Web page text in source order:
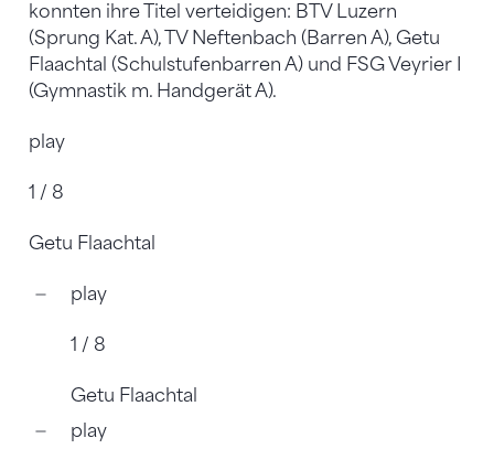
konnten ihre Titel verteidigen: BTV Luzern
(Sprung Kat. A), TV Neftenbach (Barren A), Getu
Flaachtal (Schulstufenbarren A) und FSG Veyrier I
(Gymnastik m. Handgerät A).
play
1 / 8
Getu Flaachtal
play
1 / 8
Getu Flaachtal
play